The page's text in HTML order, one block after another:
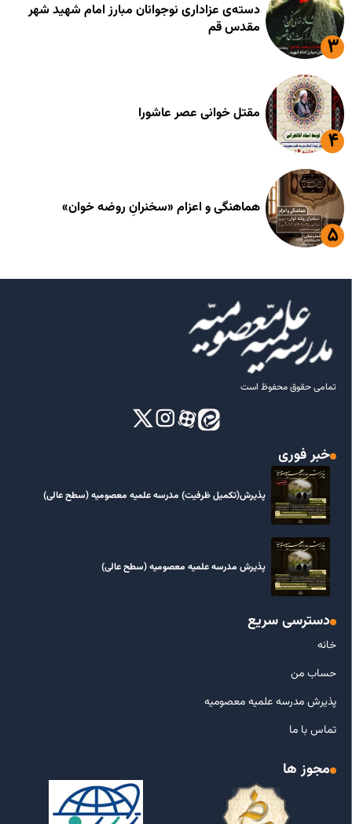
دسته‌ی عزاداری نوجوانان مبارز امام شهید شهر
مقدس قم
مقتل خوانی عصر عاشورا
هماهنگی و اعزام «سخنرانِ روضه خوان»
تمامی حقوق محفوظ است
خبر فوری
پذیرش(تکمیل ظرفیت) مدرسه علمیه معصومیه‌ (سطح عالی)
پذیرش مدرسه علمیه معصومیه‌ (سطح عالی)
دسترسی سریع
خانه
حساب من
پذیرش مدرسه علمیه معصومیه
تماس با ما
مجوز ها